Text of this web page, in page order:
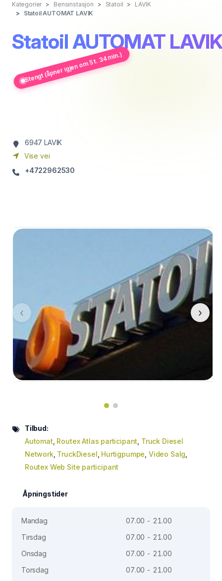
Kategorier Bensinstasjon Statoil
LAVIK
Statoil AUTOMAT LAVIK
Statoil AUTOMAT LAVIK
Stengt (åpner igjen om 5 t. 34 min.)
6947 LAVIK
Vise vei
+4722962530
‹ ›
Tilbud:
Automat Routex Atlas participant Truck Diesel
Network, TruckDiesel Hurtigpumpe Video Salg
Routex Web Site participant
Åpningstider
Mandag
07.00 - 21.00
Tirsdag
07.00 - 21.00
Onsdag
07.00 - 21.00
Torsdag
07.00 - 21.00